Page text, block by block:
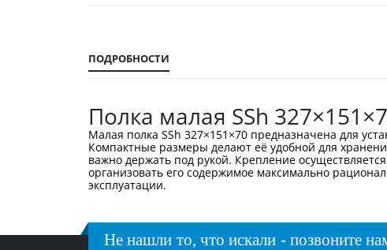
началу
галереи
изображений
ПОДРОБНОСТИ
Полка малая SSh
Малая полка SSh 327×151×70 предназначена для
Компактные размеры делают её удобной для
важно держать под рукой. Крепление
организовать его содержимое максимально
эксплуатации.
Не нашли то, что искали - позвоните